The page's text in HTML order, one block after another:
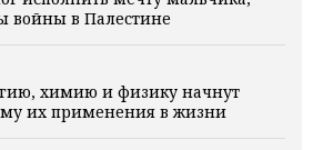
войны в Палестине
химию и физику начнут
их применения в жизни